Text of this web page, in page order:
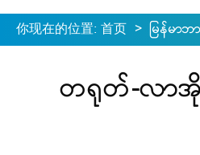
你现在的位置: 首页 > မြန်မာဘ
တရုတ်-လာအို